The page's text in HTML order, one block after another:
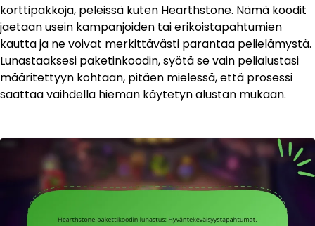
korttipakkoja, peleissä kuten Hearthstone. Nämä koodit
jaetaan usein kampanjoiden tai erikoistapahtumien
kautta ja ne voivat merkittävästi parantaa pelielämystä.
Lunastaaksesi paketinkoodin, syötä se vain pelialustasi
määritettyyn kohtaan, pitäen mielessä, että prosessi
saattaa vaihdella hieman käytetyn alustan mukaan.